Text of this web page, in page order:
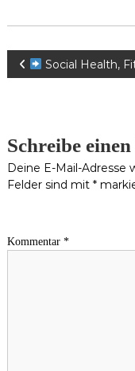
Social Health,
Schreibe
Deine E-Mail-Adresse
Felder sind mit *
Kommentar *